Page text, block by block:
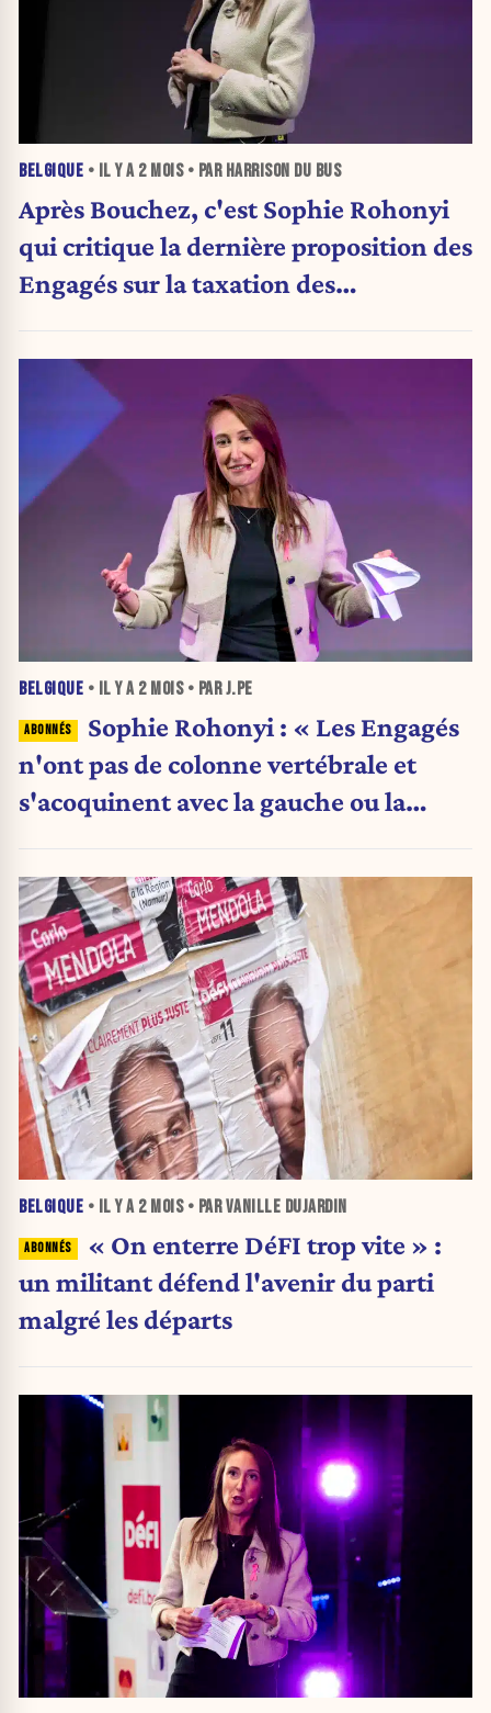
BELGIQUE • IL Y A 2 MOIS• PAR HARRISON DU BUS
Après Bouchez, c'est Sophie Rohonyi
qui critique la dernière proposition des
Engagés sur la taxation des
BELGIQUE • IL Y A 2 MOIS• PAR J.PE
Sophie Rohonyi : « Les Engagés
n'ont pas de colonne vertébrale et
s'acoquinent avec la gauche ou la
BELGIQUE • IL Y A 2 MOIS• PAR VANILLE DUJARDIN
« On enterre DéFI trop vite » :
un militant défend l'avenir du parti
malgré les départs